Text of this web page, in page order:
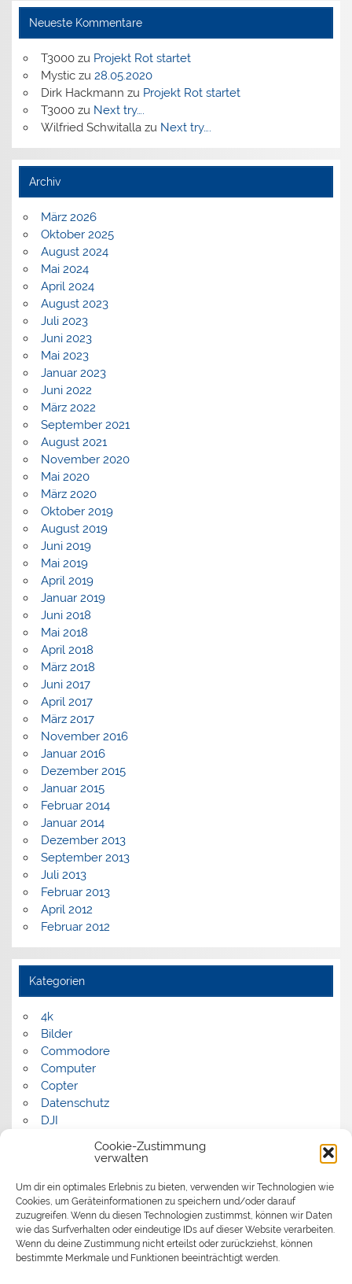
Cookie-Zustimmung
verwalten
Um dir ein optimales Erlebnis zu bieten, verwenden wir Technologien wie
Cookies, um Geräteinformationen zu speichern und/oder darauf
zuzugreifen. Wenn du diesen Technologien zustimmst, können wir Daten
wie das Surfverhalten oder eindeutige IDs auf dieser Website verarbeiten.
Wenn du deine Zustimmung nicht erteilst oder zurückziehst, können
bestimmte Merkmale und Funktionen beeinträchtigt werden.
Neueste Kommentare
T3000zu Projekt Rot startet
Mysticzu 28.05.2020
Dirk Hackmann zu Projekt Rot startet
T3000zu Next try….
Wilfried Schwitalla zu Next try….
Archiv
März 2026
Oktober 2025
August 2024
Mai 2024
April 2024
August 2023
Juli 2023
Juni 2023
Mai 2023
Januar 2023
Juni 2022
März 2022
September 2021
August 2021
November 2020
Mai 2020
März 2020
Oktober 2019
August 2019
Juni 2019
Mai 2019
April 2019
Januar 2019
Juni 2018
Mai 2018
April 2018
März 2018
Juni 2017
April 2017
März 2017
November 2016
Januar 2016
Dezember 2015
Januar 2015
Februar 2014
Januar 2014
Dezember 2013
September 2013
Juli 2013
Februar 2013
April 2012
Februar 2012
Kategorien
4k
Bilder
Commodore
Computer
Copter
Datenschutz
DJI
Panorama
Politik
Retrocomputer
Uncategorized
Video